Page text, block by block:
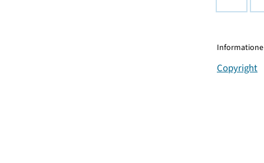
Copyright